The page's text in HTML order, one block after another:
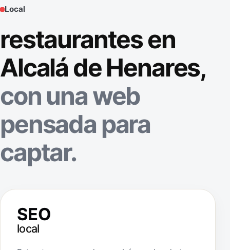
Local
restaurantes en
Alcalá de Henares,
con una web
pensada para
captar.
SEO
local